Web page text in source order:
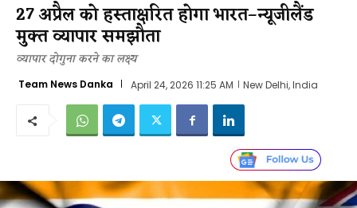
27 अप्रैल को हस्ताक्षरित होगा भारत–न्यूजीलैंड
मुक्त व्यापार समझौता
व्यापार दोगुना करने का लक्ष्य
Team News Danka April 24, 2026 11:25 AM New Delhi, India